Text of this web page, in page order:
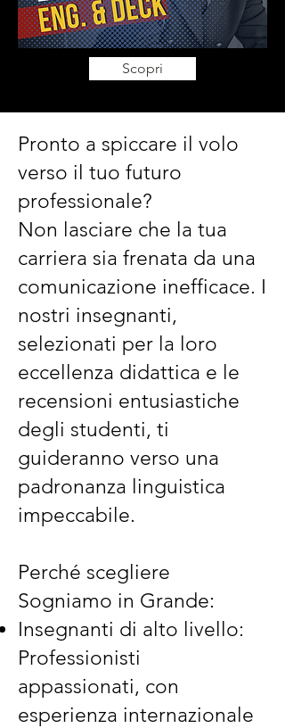
Scopri
Pronto a spiccare il volo
verso il tuo futuro
professionale?
Non lasciare che la tua
carriera sia frenata da una
comunicazione inefficace. I
nostri insegnanti,
selezionati per la loro
eccellenza didattica e le
recensioni entusiastiche
degli studenti, ti
guideranno verso una
padronanza linguistica
impeccabile.
Perché scegliere
Sogniamo in Grande:
Insegnanti di alto livello:
Professionisti
appassionati, con
esperienza internazionale